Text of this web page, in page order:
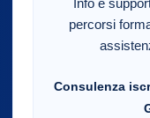
Info e
percorsi
Consulenza